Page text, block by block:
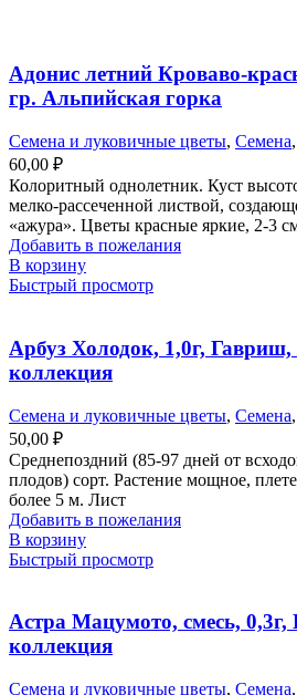
Адонис летний Кроваво-
гр. Альпийская горка
Семена и луковичные цветы, Семена,
60,00 ₽
Колоритный однолетник. Куст
мелко-рассеченной листвой,
«ажура». Цветы красные яркие, 2-3
Добавить в пожелания
В корзину
Быстрый просмотр
Арбуз Холодок, 1,0г,
коллекция
Семена и луковичные цветы, Семена,
50,00 ₽
Среднепоздний (85-97 дней от
плодов) сорт. Растение мощное,
более 5 м. Лист
Добавить в пожелания
В корзину
Быстрый просмотр
Астра Мацумото, смесь,
коллекция
Семена и луковичные цветы, Семена,